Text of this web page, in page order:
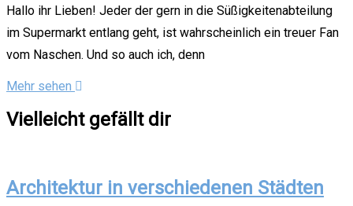
Hallo ihr Lieben! Jeder der gern in die Süßigkeitenabteilung
im Supermarkt entlang geht, ist wahrscheinlich ein treuer Fan
vom Naschen. Und so auch ich, denn
Mehr sehen
Vielleicht gefällt dir
Architektur in verschiedenen Städten